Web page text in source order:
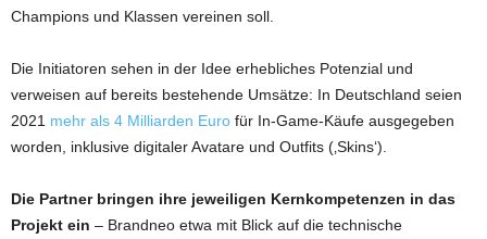
Champions und Klassen vereinen soll.
Die Initiatoren sehen in der Idee erhebliches Potenzial und
verweisen auf bereits bestehende Umsätze: In Deutschland seien
2021 mehr als 4 Milliarden Euro für In-Game-Käufe ausgegeben
worden, inklusive digitaler Avatare und Outfits (‚Skins‘).
Die Partner bringen ihre jeweiligen Kernkompetenzen in das
Projekt ein – Brandneo etwa mit Blick auf die technische